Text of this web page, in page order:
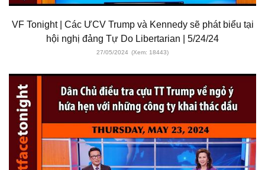
VF Tonight | Các ƯCV Trump và Kennedy sẽ phát biểu tại
hội nghị đảng Tự Do Libertarian | 5/24/24
27/05/2024 (Xem: 18443)